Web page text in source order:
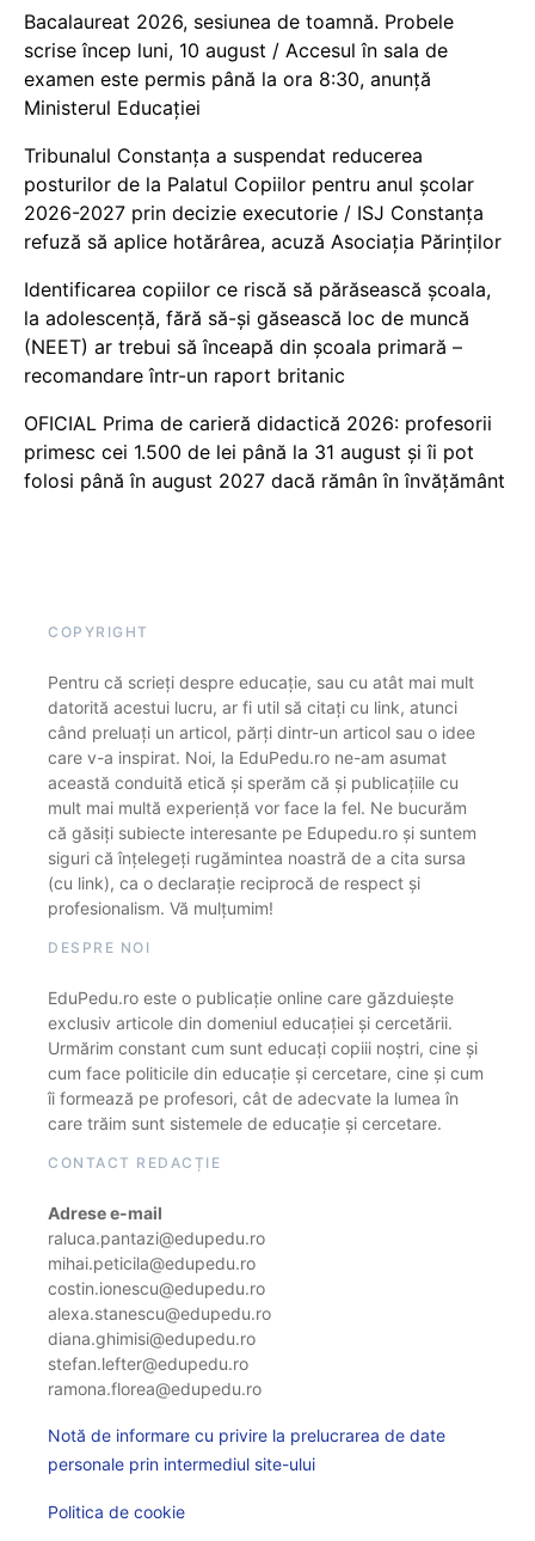
Bacalaureat 2026, sesiunea de toamnă. Probele
scrise încep luni, 10 august / Accesul în sala de
examen este permis până la ora 8:30, anunță
Ministerul Educației
Tribunalul Constanța a suspendat reducerea
posturilor de la Palatul Copiilor pentru anul școlar
2026-2027 prin decizie executorie / ISJ Constanța
refuză să aplice hotărârea, acuză Asociația Părinților
Identificarea copiilor ce riscă să părăsească școala,
la adolescență, fără să-și găsească loc de muncă
(NEET) ar trebui să înceapă din școala primară –
recomandare într-un raport britanic
OFICIAL Prima de carieră didactică 2026: profesorii
primesc cei 1.500 de lei până la 31 august și îi pot
folosi până în august 2027 dacă rămân în învățământ
COPYRIGHT
Pentru că scrieți despre educație, sau cu atât mai mult
datorită acestui lucru, ar fi util să citați cu link, atunci
când preluați un articol, părți dintr-un articol sau o idee
care v-a inspirat. Noi, la EduPedu.ro ne-am asumat
această conduită etică și sperăm că și publicațiile cu
mult mai multă experiență vor face la fel. Ne bucurăm
că găsiți subiecte interesante pe Edupedu.ro și suntem
siguri că înțelegeți rugămintea noastră de a cita sursa
(cu link), ca o declarație reciprocă de respect și
profesionalism. Vă mulțumim!
DESPRE NOI
EduPedu.ro este o publicație online care găzduiește
exclusiv articole din domeniul educației și cercetării.
Urmărim constant cum sunt educați copiii noștri, cine și
cum face politicile din educație și cercetare, cine și cum
îi formează pe profesori, cât de adecvate la lumea în
care trăim sunt sistemele de educație și cercetare.
CONTACT REDACȚIE
Adrese e-mail
raluca.pantazi@edupedu.ro
mihai.peticila@edupedu.ro
costin.ionescu@edupedu.ro
alexa.stanescu@edupedu.ro
diana.ghimisi@edupedu.ro
stefan.lefter@edupedu.ro
ramona.florea@edupedu.ro
Notă de informare cu privire la prelucrarea de date
personale prin intermediul site-ului
Politica de cookie